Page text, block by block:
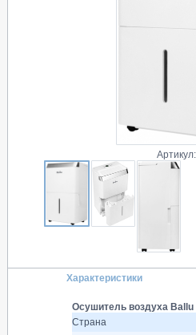
Характеристики
Осушитель воздуха Ballu
Страна